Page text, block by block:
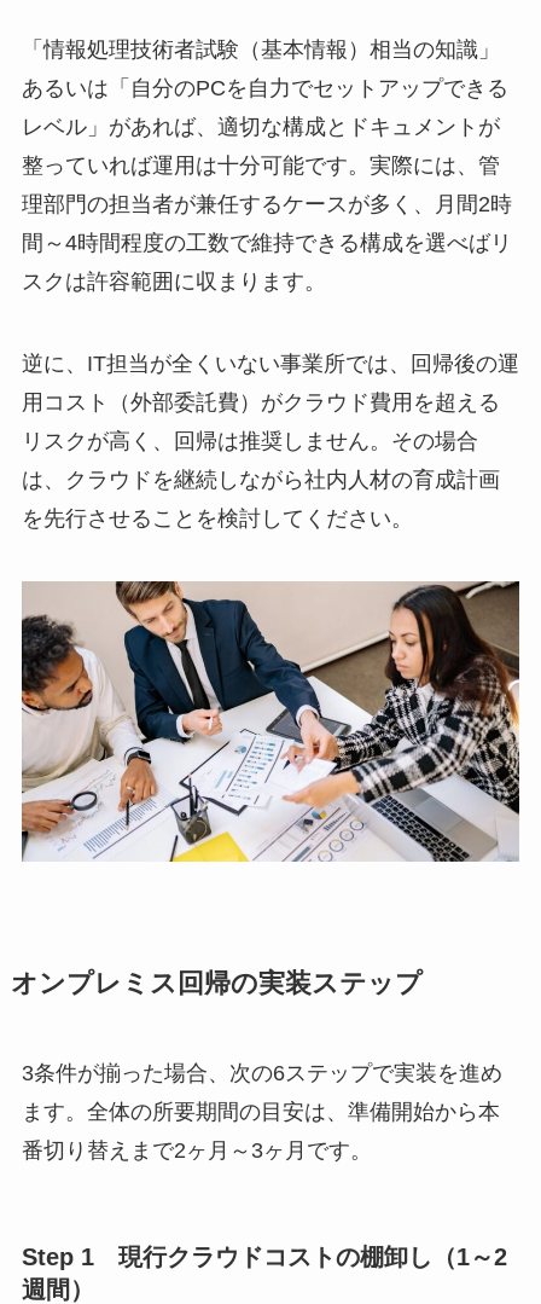
「情報処理技術者試験（基本情報）相当の知識」
あるいは「自分のPCを自力でセットアップできる
レベル」があれば、適切な構成とドキュメントが
整っていれば運用は十分可能です。実際には、管
理部門の担当者が兼任するケースが多く、月間2時
間～4時間程度の工数で維持できる構成を選べばリ
スクは許容範囲に収まります。
逆に、IT担当が全くいない事業所では、回帰後の運
用コスト（外部委託費）がクラウド費用を超える
リスクが高く、回帰は推奨しません。その場合
は、クラウドを継続しながら社内人材の育成計画
を先行させることを検討してください。
オンプレミス回帰の実装ステップ
3条件が揃った場合、次の6ステップで実装を進め
ます。全体の所要期間の目安は、準備開始から本
番切り替えまで2ヶ月～3ヶ月です。
Step 1 現行クラウドコストの棚卸し（1～2
週間）